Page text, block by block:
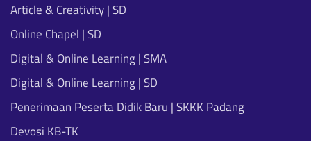
Article & Creativity | SD
Online Chapel | SD
Digital & Online Learning | SMA
Digital & Online Learning | SD
Penerimaan Peserta Didik Baru | SKKK Padang
Devosi KB-TK